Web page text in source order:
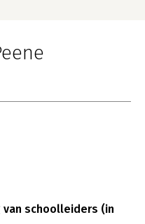
schoolleiders (in